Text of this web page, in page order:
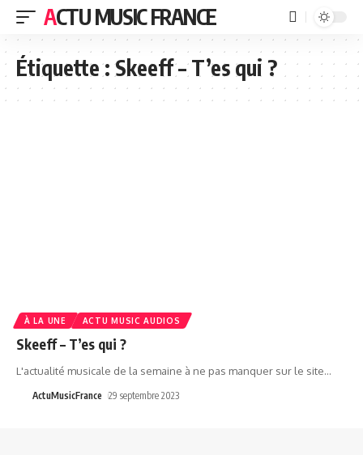
ACTU MUSIC FRANCE
Étiquette :Skeeff – T’es qui ?
À LA UNE ACTU MUSIC AUDIOS
Skeeff – T’es qui ?
L'actualité musicale de la semaine à ne pas manquer sur le site…
ActuMusicFrance 29 septembre 2023